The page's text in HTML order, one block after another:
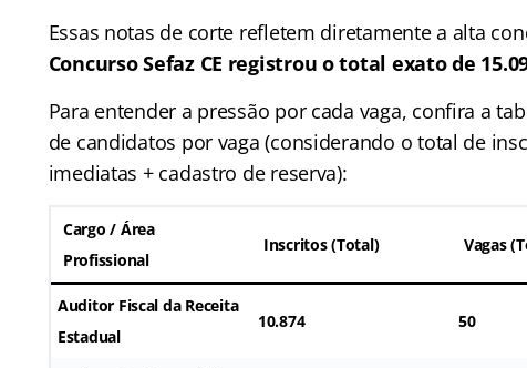
Essas notas de corte refletem diretamente a alta
Concurso Sefaz CE registrou o total exato de
Para entender a pressão por cada vaga, confira a
de candidatos por vaga (considerando o total de
imediatas + cadastro de reserva):
Cargo / Área
Profissional
Inscritos (Total) Vagas
Auditor Fiscal da Receita
Estadual
10.874 50